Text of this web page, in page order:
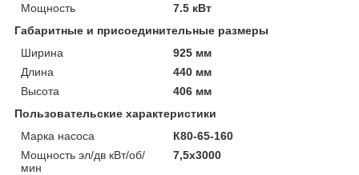
Мощность
7.5 кВт
Габаритные и присоединительные размеры
Ширина
925 мм
Длина
440 мм
Высота
406 мм
Пользовательские характеристики
Марка насоса
К80-65-160
Мощность эл/дв кВт/об/
мин
7,5x3000